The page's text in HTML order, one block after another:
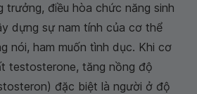
trưởng, điều hòa chức năng sinh
dựng sự nam tính của cơ thể
nói, ham muốn tình dục. Khi cơ
testosterone, tăng nồng độ
đặc biệt là người ở độ